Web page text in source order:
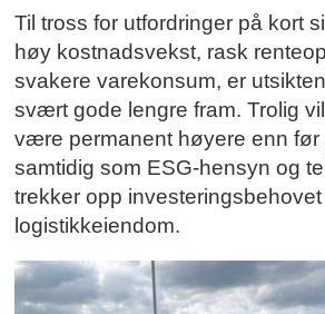
Til tross for utfordringer på kort
høy kostnadsvekst, rask
svakere varekonsum, er
svært gode lengre fram. Trolig
være permanent høyere enn før
samtidig som ESG-hensyn og
trekker opp investeringsbehovet
logistikkeiendom.